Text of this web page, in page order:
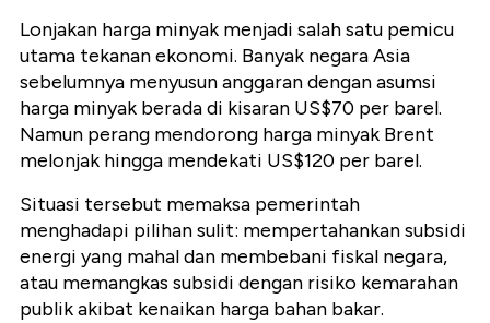
Lonjakan harga minyak menjadi salah satu pemicu
utama tekanan ekonomi. Banyak negara Asia
sebelumnya menyusun anggaran dengan asumsi
harga minyak berada di kisaran US$70 per barel.
Namun perang mendorong harga minyak Brent
melonjak hingga mendekati US$120 per barel.
Situasi tersebut memaksa pemerintah
menghadapi pilihan sulit: mempertahankan subsidi
energi yang mahal dan membebani fiskal negara,
atau memangkas subsidi dengan risiko kemarahan
publik akibat kenaikan harga bahan bakar.